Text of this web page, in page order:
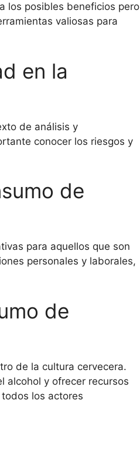
los posibles beneficios pero
valiosas para
en la
de análisis y
conocer los riesgos y
de
para aquellos que son
personales y laborales,
de
de la cultura cervecera.
alcohol y ofrecer recursos
los actores